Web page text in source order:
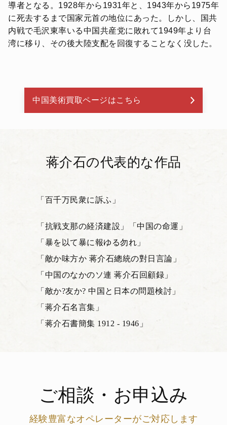
導者となる。1928年から1931年と、1943年から1975年
に死去するまで国家元首の地位にあった。しかし、国共
内戦で毛沢東率いる中国共産党に敗れて1949年より台
湾に移り、その後大陸支配を回復することなく没した。
中国美術買取ページはこちら
蒋介石の代表的な作品
「百千万民衆に訴ふ」
「抗戦支那の経済建設」
「中国の命運」
「暴を以て暴に報ゆる勿れ」
「敵か味方か 蒋介石總統の對日言論」
「中国のなかのソ連 蒋介石回顧録」
「敵か?友か? 中国と日本の問題検討」
「蒋介石名言集」
「蒋介石書簡集 1912 - 1946」
ご相談・お申込み
経験豊富なオペレーターがご対応します